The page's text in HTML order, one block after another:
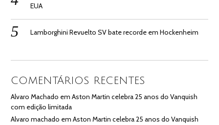
EUA
Lamborghini Revuelto SV bate recorde em Hockenheim
COMENTÁRIOS RECENTES
Alvaro Machado emAston Martin celebra 25 anos do Vanquish
com edição limitada
Alvaro machado emAston Martin celebra 25 anos do Vanquish